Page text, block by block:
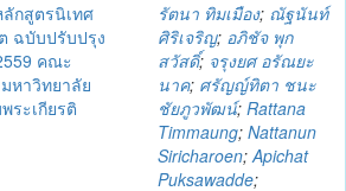
กสูตรนิเทศ
ฉบับปรับปรุง
คณะ
หาวิทยาลัย
ระเกียรติ
รัตนา ทิมเมือง; ณัฐนันท์
ศิริเจริญ; อภิชัจ พุก
สวัสดิ์; จรุงยศ อรัณยะ
นาค; ศรัญญ์ทิตา ชนะ
ชัยภูวพัฒน์; Rattana
Timmaung; Nattanun
Siricharoen;Apichat
Puksawadde;